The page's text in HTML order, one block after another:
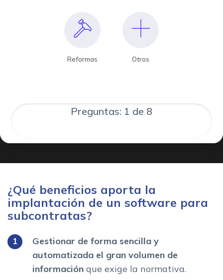
Reformas Otros
Preguntas: 1 de 8
¿Qué beneficios aporta la
implantación de un software para
subcontratas?
Gestionar de forma sencilla y
automatizada el gran volumen de
información que exige la normativa.